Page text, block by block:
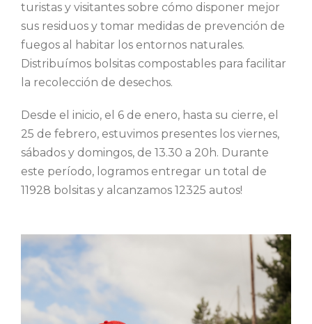
turistas y visitantes sobre cómo disponer mejor
sus residuos y tomar medidas de prevención de
fuegos al habitar los entornos naturales.
Distribuímos bolsitas compostables para facilitar
la recolección de desechos.
Desde el inicio, el 6 de enero, hasta su cierre, el
25 de febrero, estuvimos presentes los viernes,
sábados y domingos, de 13.30 a 20h. Durante
este período, logramos entregar un total de
11928 bolsitas y alcanzamos 12325 autos!